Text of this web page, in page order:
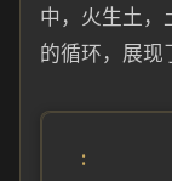
中，火生土，
的循环，展现